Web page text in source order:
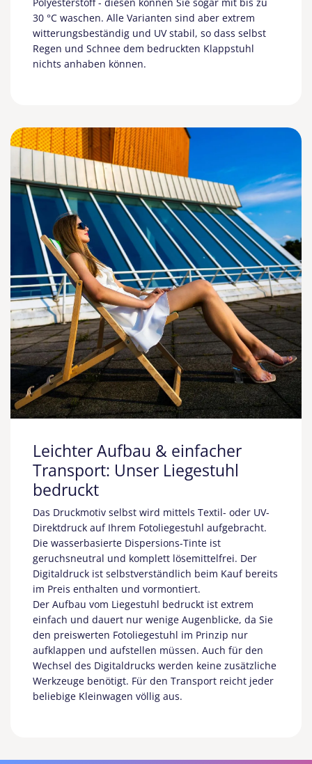
30 °C waschen. Alle Varianten sind aber extrem
witterungsbeständig und UV stabil, so dass selbst
Regen und Schnee dem bedruckten Klappstuhl
nichts anhaben können.
Leichter Aufbau & einfacher
Transport: Unser Liegestuhl
bedruckt
Das Druckmotiv selbst wird mittels Textil- oder UV-
Direktdruck auf Ihrem Fotoliegestuhl aufgebracht.
Die wasserbasierte Dispersions-Tinte ist
geruchsneutral und komplett lösemittelfrei. Der
Digitaldruck ist selbstverständlich beim Kauf bereits
im Preis enthalten und vormontiert.
Der Aufbau vom Liegestuhl bedruckt ist extrem
einfach und dauert nur wenige Augenblicke, da Sie
den preiswerten Fotoliegestuhl im Prinzip nur
aufklappen und aufstellen müssen. Auch für den
Wechsel des Digitaldrucks werden keine zusätzliche
Werkzeuge benötigt. Für den Transport reicht jeder
beliebige Kleinwagen völlig aus.